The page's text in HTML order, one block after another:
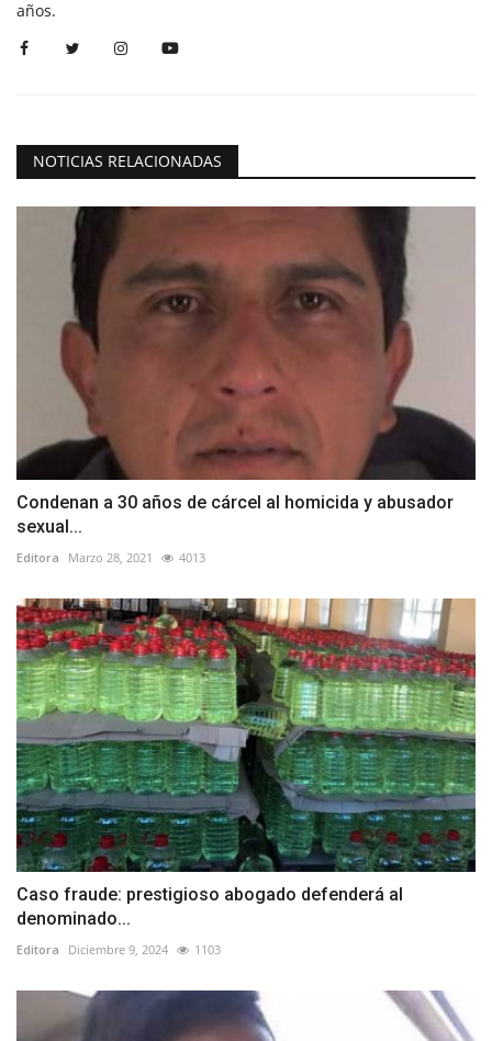
años.
NOTICIAS RELACIONADAS
Condenan a 30 años de cárcel al homicida y abusador
sexual...
Editora Marzo 28, 2021 4013
Caso fraude: prestigioso abogado defenderá al
denominado...
Editora Diciembre 9, 2024 1103